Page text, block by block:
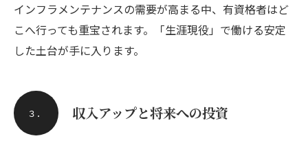
インフラメンテナンスの需要が高まる中、有資格者はど
こへ行っても重宝されます。「生涯現役」で働ける安定
した土台が手に入ります。
収入アップと将来への投資
３．